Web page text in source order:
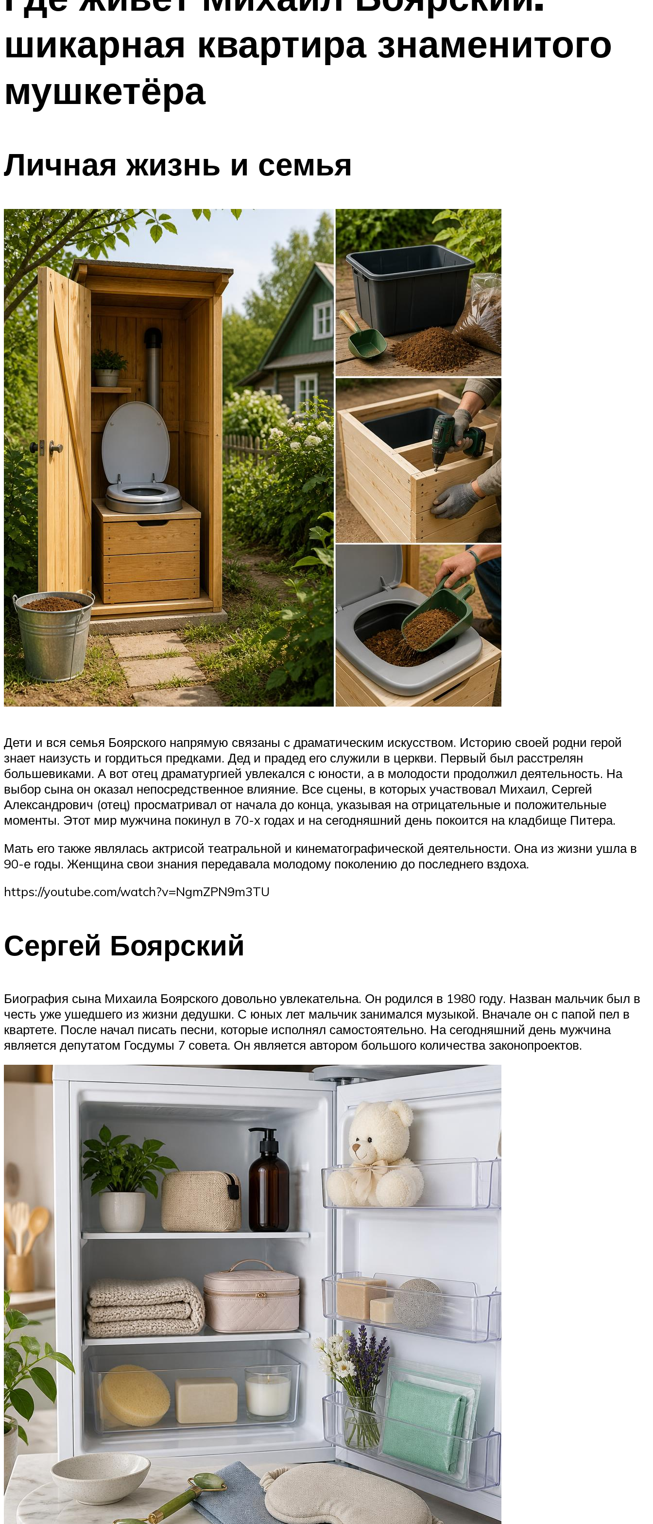
шикарная квартира знаменитого
мушкетёра
Личная жизнь и семья
Дети и вся семья Боярского напрямую связаны с драматическим искусством. Историю своей родни герой
знает наизусть и гордиться предками. Дед и прадед его служили в церкви. Первый был расстрелян
большевиками. А вот отец драматургией увлекался с юности, а в молодости продолжил деятельность. На
выбор сына он оказал непосредственное влияние. Все сцены, в которых участвовал Михаил, Сергей
Александрович (отец) просматривал от начала до конца, указывая на отрицательные и положительные
моменты. Этот мир мужчина покинул в 70-х годах и на сегодняшний день покоится на кладбище Питера.
Мать его также являлась актрисой театральной и кинематографической деятельности. Она из жизни ушла в
90-е годы. Женщина свои знания передавала молодому поколению до последнего вздоха.
https://youtube.com/watch?v=NgmZPN9m3TU
Сергей Боярский
Биография сына Михаила Боярского довольно увлекательна. Он родился в 1980 году. Назван мальчик был в
честь уже ушедшего из жизни дедушки. С юных лет мальчик занимался музыкой. Вначале он с папой пел в
квартете. После начал писать песни, которые исполнял самостоятельно. На сегодняшний день мужчина
является депутатом Госдумы 7 совета. Он является автором большого количества законопроектов.